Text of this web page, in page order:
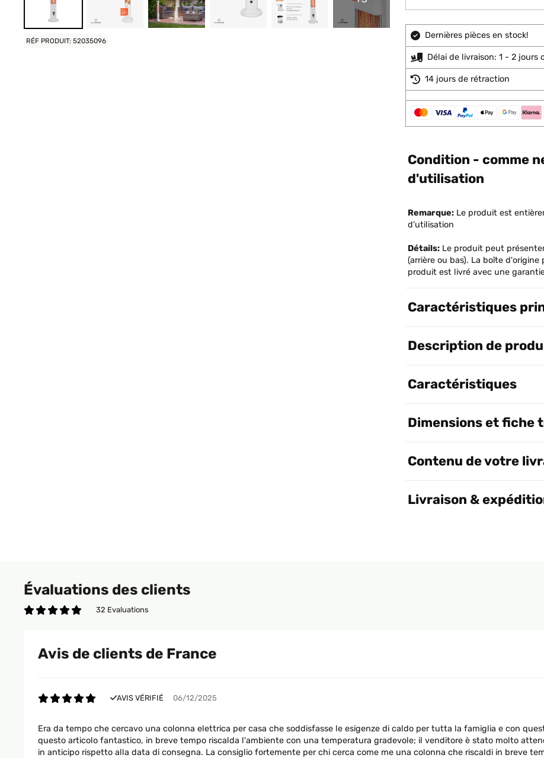
RÉF PRODUIT: 52035096
Dernières pièces en stock!
Délai de livraison: 1 - 2 jours
14 jours de rétraction
Condition - comme
d'utilisation
Remarque: Le produit est
d'utilisation
Détails: Le produit peut
(arrière ou bas). La boîte
produit est livré avec une
Caractéristiques
Description de
Caractéristiques
Dimensions et fiche
Contenu de votre
Livraison &
Évaluations des clients
32 Evaluations
Avis de clients de France
AVIS VÉRIFIÉ 06/12/2025
Era da tempo che cercavo una colonna elettrica per casa che soddisfasse le esigenze di caldo per tutta la famiglia e con
questo articolo fantastico, in breve tempo riscalda l'ambiente con una temperatura gradevole; il venditore è stato molto
in anticipo rispetto alla data di consegna. La consiglio fortemente per chi cerca come me una colonna che riscaldi in breve